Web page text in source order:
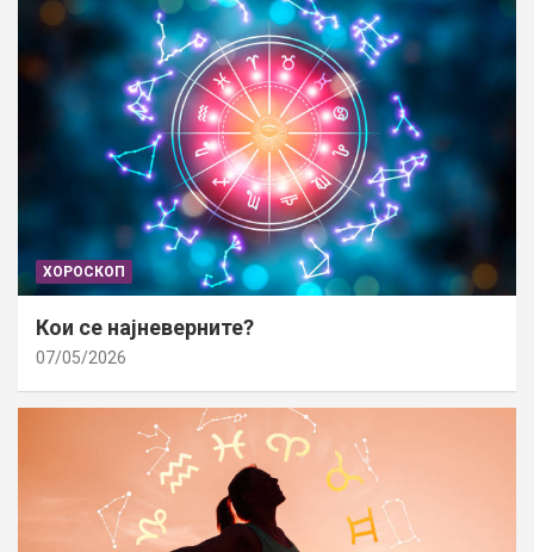
ХОРОСКОП
Кои се најневерните?
07/05/2026